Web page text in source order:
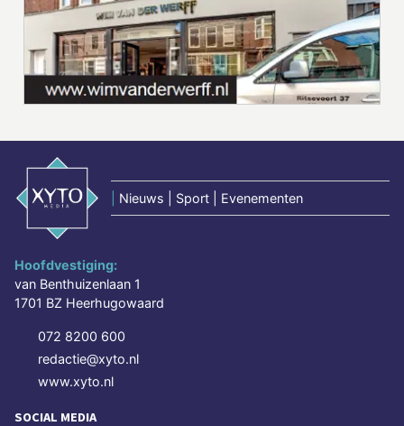
Nieuws | Sport | Evenementen
Hoofdvestiging:
van Benthuizenlaan 1
1701 BZ Heerhugowaard
072 8200 600
redactie@xyto.nl
www.xyto.nl
SOCIAL MEDIA